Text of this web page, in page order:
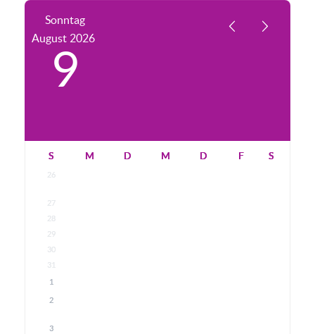
Sonntag
August 2026
9
S M D M D F S
26
27
28
29
30
31
1
2
3